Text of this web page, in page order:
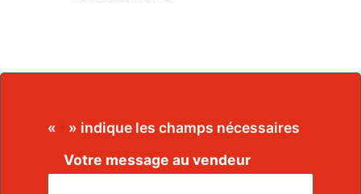
« * » indique les champs nécessaires
Votre message au vendeur